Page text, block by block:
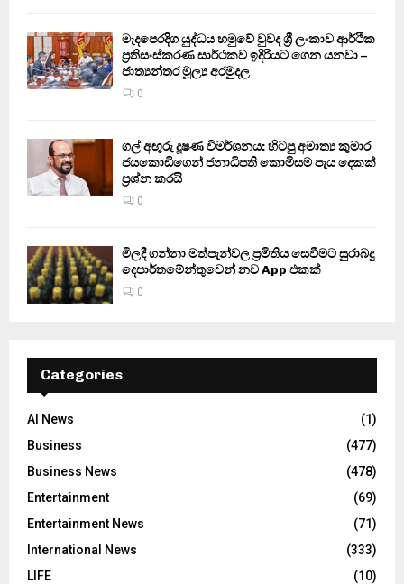
මැදපෙරදිග යුද්ධය හමුවේ වුවද ශ්‍රී ලංකාව ආර්ථික
ප්‍රතිසංස්කරණ සාර්ථකව ඉදිරියට ගෙන යනවා –
ජාත්‍යන්තර මූල්‍ය අරමුදල
0
ගල් අඟුරු දූෂණ විමර්ශනය: හිටපු අමාත්‍ය කුමාර
ජයකොඩිගෙන් ජනාධිපති කොමිසම පැය දෙකක්
ප්‍රශ්න කරයි
0
මිලදී ගන්නා මත්පැන්වල ප්‍රමිතිය සෙවීමට සුරාබදු
දෙපාර්තමේන්තුවෙන් නව App එකක්
0
Categories
AI News
(1)
Business
(477)
Business News
(478)
Entertainment
(69)
Entertainment News
(71)
International News
(333)
LIFE
(10)